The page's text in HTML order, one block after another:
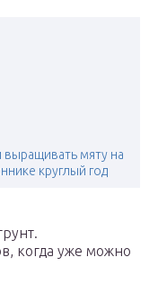
мяту на
круглый год
когда уже можно